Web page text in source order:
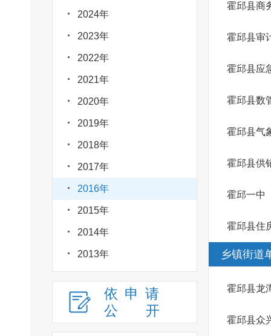
2024年
2023年
2022年
2021年
2020年
2019年
2018年
2017年
2016年
2015年
2014年
2013年
依申请
公
开
霍邱县商
霍邱县审
霍邱县应
霍邱县数
霍邱县气
霍邱县供
霍邱一中
霍邱县住
乡镇街道
霍邱县龙
霍邱县众